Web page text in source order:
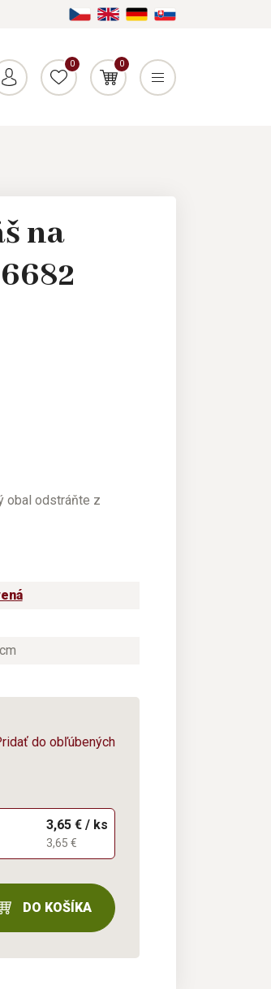
0 0
na
obal odstráňte z
do obľúbených
3,65 € / ks
3,65 €
DO KOŠÍKA